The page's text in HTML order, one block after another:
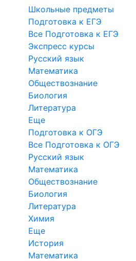
Школьные предметы
Подготовка к ЕГЭ
Все Подготовка к ЕГЭ
Экспресс курсы
Русский язык
Математика
Обществознание
Биология
Литература
Еще
Подготовка к ОГЭ
Все Подготовка к ОГЭ
Русский язык
Математика
Обществознание
Биология
Литература
Химия
Еще
История
Математика